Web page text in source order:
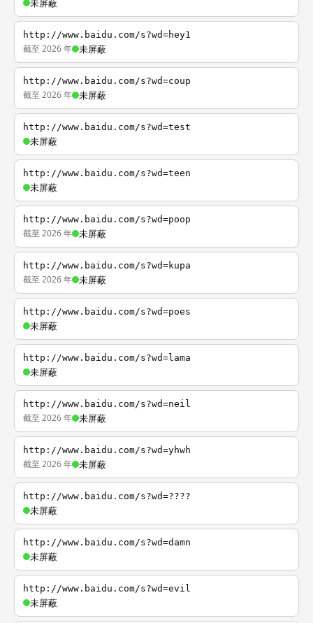
未屏蔽
http://www.baidu.com/s?wd=hey1
截至 2026 年 未屏蔽
http://www.baidu.com/s?wd=coup
截至 2026 年 未屏蔽
http://www.baidu.com/s?wd=test
未屏蔽
http://www.baidu.com/s?wd=teen
未屏蔽
http://www.baidu.com/s?wd=poop
截至 2026 年 未屏蔽
http://www.baidu.com/s?wd=kupa
截至 2026 年 未屏蔽
http://www.baidu.com/s?wd=poes
未屏蔽
http://www.baidu.com/s?wd=lama
未屏蔽
http://www.baidu.com/s?wd=neil
截至 2026 年 未屏蔽
http://www.baidu.com/s?wd=yhwh
截至 2026 年 未屏蔽
http://www.baidu.com/s?wd=????
未屏蔽
http://www.baidu.com/s?wd=damn
未屏蔽
http://www.baidu.com/s?wd=evil
未屏蔽